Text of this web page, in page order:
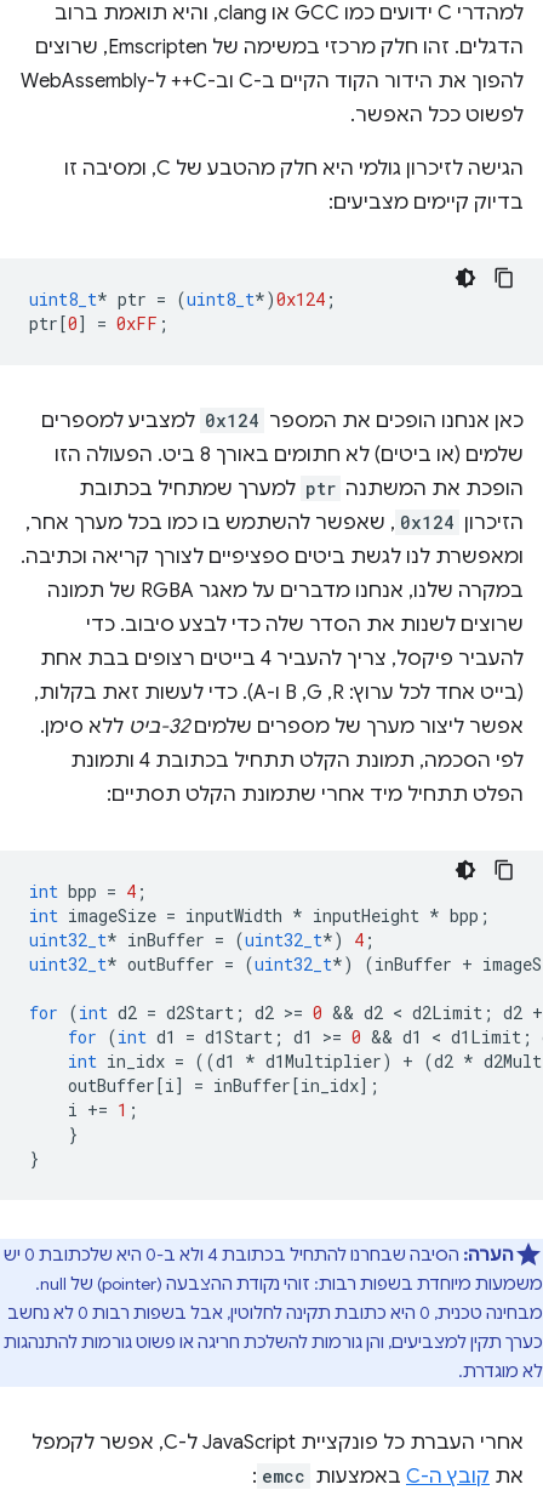
למהדרי C ידועים כמו GCC או clang, והיא תואמת ברוב
הדגלים. זהו חלק מרכזי במשימה של Emscripten, שרוצים
להפוך את הידור הקוד הקיים ב-C וב-C++ ל-WebAssembly
לפשוט ככל האפשר.
הגישה לזיכרון גולמי היא חלק מהטבע של C, ומסיבה זו
בדיוק קיימים מצביעים:
uint8_t* ptr = (uint8_t*)0x124 ;
ptr[0] = 0xFF ;
כאן אנחנו הופכים את המספר 0x124 למצביע למספרים
שלמים (או ביטים) לא חתומים באורך 8 ביט. הפעולה הזו
הופכת את המשתנה ptr למערך שמתחיל בכתובת
הזיכרון 0x124 , שאפשר להשתמש בו כמו בכל מערך אחר,
ומאפשרת לנו לגשת ביטים ספציפיים לצורך קריאה וכתיבה.
במקרה שלנו, אנחנו מדברים על מאגר RGBA של תמונה
שרוצים לשנות את הסדר שלה כדי לבצע סיבוב. כדי
להעביר פיקסל, צריך להעביר 4 בייטים רצופים בבת אחת
(בייט אחד לכל ערוץ: R,‏ G,‏ B ו-A). כדי לעשות זאת בקלות,
אפשר ליצור מערך של מספרים שלמים32-ביט
ללא סימן.
לפי הסכמה, תמונת הקלט תתחיל בכתובת 4 ותמונת
הפלט תתחיל מיד אחרי שתמונת הקלט תסתיים:
int bpp = 4 ;
int imageSize = inputWidth * inputHeight * bpp ;
uint32_t* inBuffer = (uint32_t*) 4 ;
uint32_t* outBuffer = (uint32_t*) (inBuffer +
for (int d2 = d2Start ; d2 >= 0 && d2 < d2Limit ; d2
for (int d1 = d1Start ; d1 >= 0 && d1 < d1Limit ;
int in_idx = ((d1 * d1Multiplier) + (d2 *
outBuffer[i] = inBuffer[in_idx];
i += 1 ;
}
}
הערה:
הסיבה שבחרנו להתחיל בכתובת 4 ולא ב-0 היא שלכתובת 0 יש
משמעות מיוחדת בשפות רבות: זוהי נקודת ההצבעה (pointer) של null.
מבחינה טכנית, 0 היא כתובת תקינה לחלוטין, אבל בשפות רבות 0 לא נחשב
כערך תקין למצביעים, והן גורמות להשלכת חריגה או פשוט גורמות להתנהגות
לא מוגדרת.
אחרי העברת כל פונקציית JavaScript ל-C, אפשר לקמפל
את קובץ ה-C באמצעות emcc
: